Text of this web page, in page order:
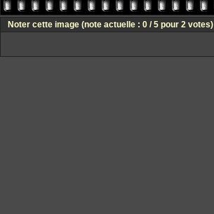
Noter cette image (note actuelle : 0 / 5 pour 2 votes)